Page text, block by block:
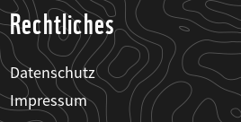
Rechtliches
Datenschutz
Impressum